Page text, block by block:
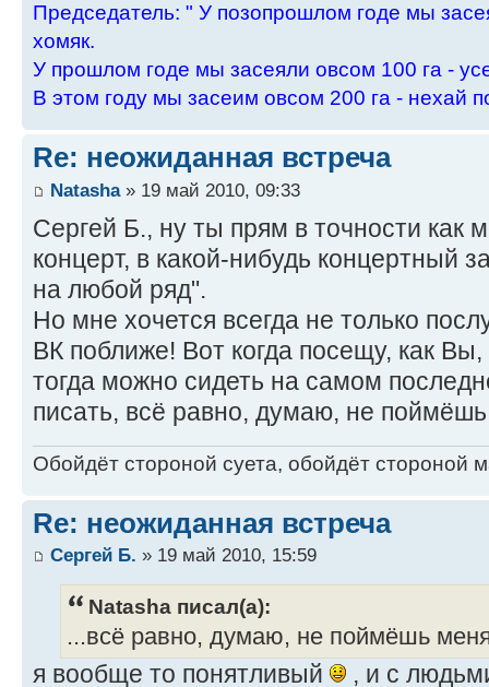
Пpедседатель: " У позопpошлом годе мы
хомяк.
У пpошлом годе мы засеяли овсом 100 га -
В этом году мы засеим овсом 200 га - нехай
Re: неожиданная встреча
Natasha» 19 май 2010, 09:33
Сергей Б., ну ты прям в точности как
концерт, в какой-нибудь концертный
на любой ряд".
Но мне хочется всегда не только
ВК поближе! Вот когда посещу, как
тогда можно сидеть на самом
писать, всё равно, думаю, не
Обойдёт стороной суета, обойдёт стороной
Re: неожиданная встреча
Сергей Б. » 19 май 2010, 15:59
Natasha писал(а):
...всё равно, думаю, не поймёшь
я вообще то понятливый
, и с